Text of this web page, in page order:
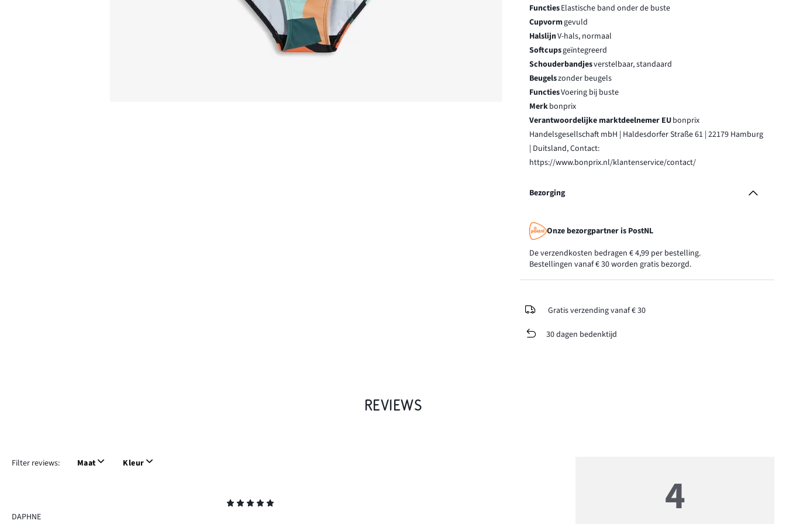
FunctiesElastische band onder de buste
Cupvormgevuld
HalslijnV-hals, normaal
Softcupsgeïntegreerd
Schouderbandjesverstelbaar, standaard
Beugelszonder beugels
FunctiesVoering bij buste
Merkbonprix
Verantwoordelijke marktdeelnemer EUbonprix
Handelsgesellschaft mbH | Haldesdorfer Straße 61 | 22179 Hamburg
| Duitsland, Contact:
https://www.bonprix.nl/klantenservice/contact/
Bezorging
Onze bezorgpartner is PostNL
De verzendkosten bedragen € 4,99 per bestelling.
Bestellingen vanaf € 30 worden gratis bezorgd.
Gratis verzending vanaf € 30
30 dagen bedenktijd
REVIEWS
Filter reviews: Maat Kleur
5
DAPHNE 4